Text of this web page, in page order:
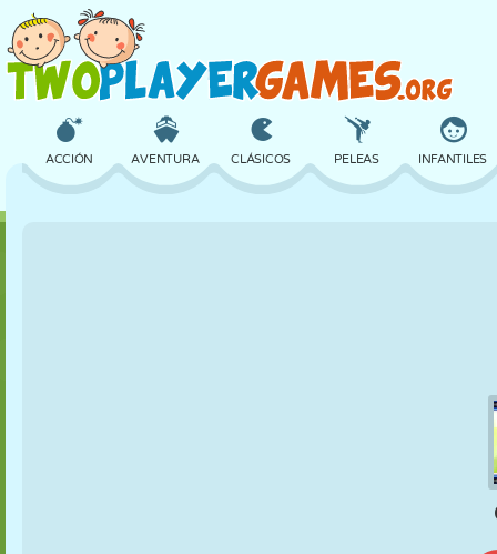
ACCIÓN AVENTURA CLÁSICOS PELEAS INFANTILES